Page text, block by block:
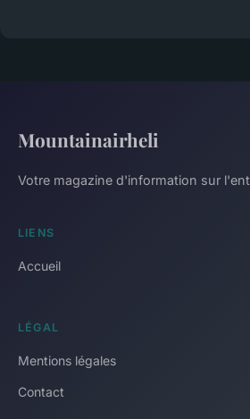
Mountainairheli
Votre magazine d'information sur
LIENS
Accueil
LÉGAL
Mentions légales
Contact